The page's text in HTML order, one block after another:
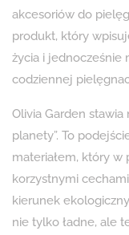
akcesoriów do
produkt, który
życia i jednocześnie
codziennej
Olivia Garden stawia
planety”. To
materiałem, który w
korzystnymi
kierunek
nie tylko ładne, ale